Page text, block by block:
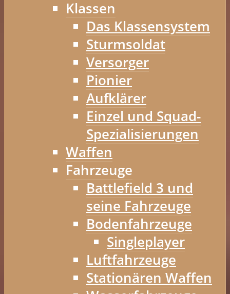
Klassen
Das Klassensystem
Sturmsoldat
Versorger
Pionier
Aufklärer
Einzel und Squad-
Spezialisierungen
Waffen
Fahrzeuge
Battlefield 3 und
seine Fahrzeuge
Bodenfahrzeuge
Singleplayer
Luftfahrzeuge
Stationären Waffen